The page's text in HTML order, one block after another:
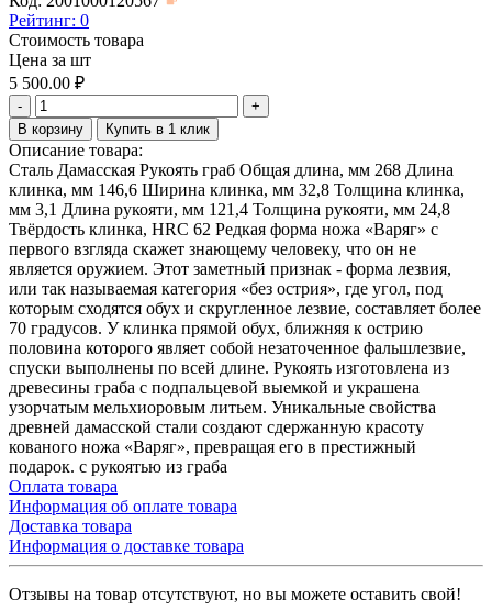
Рейтинг: 0
Стоимость товара
Цена за шт
5 500.00 ₽
-
+
В корзину
Купить в 1 клик
Описание товара:
Сталь Дамасская Рукоять граб Общая длина, мм 268 Длина
клинка, мм 146,6 Ширина клинка, мм 32,8 Толщина клинка,
мм 3,1 Длина рукояти, мм 121,4 Толщина рукояти, мм 24,8
Твёрдость клинка, HRC 62 Редкая форма ножа «Варяг» с
первого взгляда скажет знающему человеку, что он не
является оружием. Этот заметный признак - форма лезвия,
или так называемая категория «без острия», где угол, под
которым сходятся обух и скругленное лезвие, составляет более
70 градусов. У клинка прямой обух, ближняя к острию
половина которого являет собой незаточенное фальшлезвие,
спуски выполнены по всей длине. Рукоять изготовлена из
древесины граба с подпальцевой выемкой и украшена
узорчатым мельхиоровым литьем. Уникальные свойства
древней дамасской стали создают сдержанную красоту
кованого ножа «Варяг», превращая его в престижный
подарок. с рукоятью из граба
Оплата товара
Информация об оплате товара
Доставка товара
Информация о доставке товара
Отзывы на товар отсутствуют, но вы можете оставить свой!